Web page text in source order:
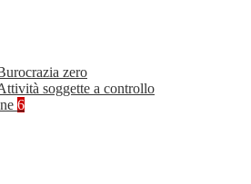
zero
soggette a controllo
6